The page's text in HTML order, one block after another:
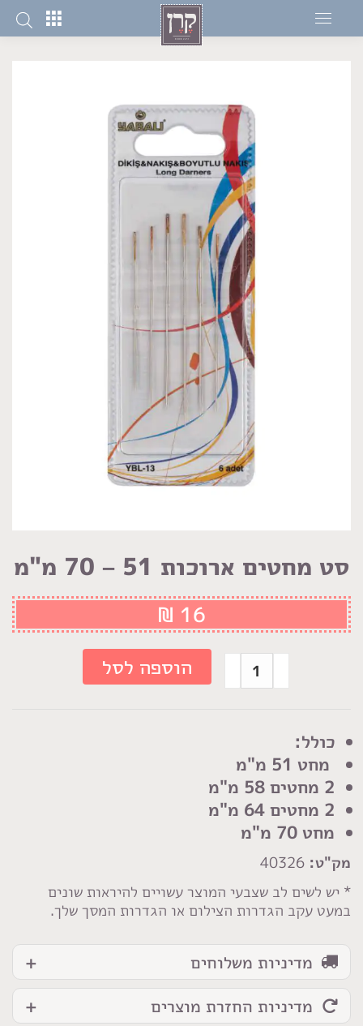
סט מחטים ארוכות 51 – 70 מ"מ
כולל:
מחט 51 מ"מ
2 מחטים 58 מ"מ
2 מחטים 64 מ"מ
מחט 70 מ"מ
מק"ט:
* יש לשים לב שצבעי המוצר עשויים להיראות שונים
במעט עקב הגדרות הצילום או הגדרות המסך שלך.
₪ 16
כמות
של
ארוכות
51
-
70
מ"מ
הוספה לסל
מדיניות משלוחים
מדיניות החזרת מוצרים